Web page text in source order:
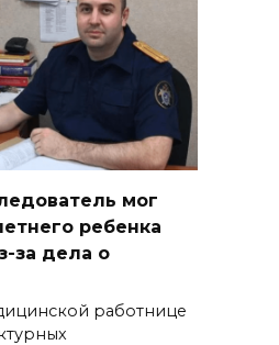
мог
ребенка
за дела о
работнице